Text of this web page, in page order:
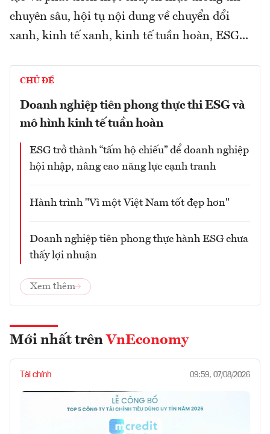
chuyên sâu, hội tụ nội dung về chuyển đổi
xanh, kinh tế xanh, kinh tế tuần hoàn, ESG...
CHỦ ĐỀ
Doanh nghiệp tiên phong thực thi ESG và
mô hình kinh tế tuần hoàn
ESG trở thành “tấm hộ chiếu” để doanh nghiệp
hội nhập, nâng cao năng lực cạnh tranh
Hành trình "Vì một Việt Nam tốt đẹp hơn"
Doanh nghiệp tiên phong thực hành ESG chưa
thấy lợi nhuận
Xem thêm
Mới nhất trên VnEconomy
Tài chính 09:59, 07/08/2026